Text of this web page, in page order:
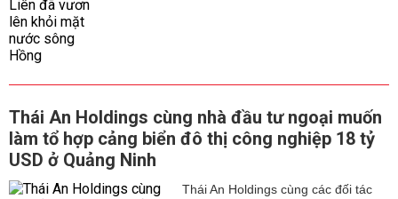
Thái An Holdings cùng nhà đầu tư ngoại muốn
làm tổ hợp cảng biển đô thị công nghiệp 18 tỷ
USD ở Quảng Ninh
Thái An Holdings cùng các đối tác